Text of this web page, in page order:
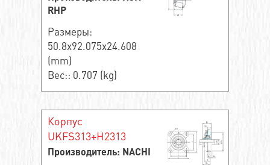
RHP
Размеры:
50.8x92.075x24.608
(mm)
Вес:: 0.707 (kg)
Корпус
UKFS313+H2313
Производитель: NACHI